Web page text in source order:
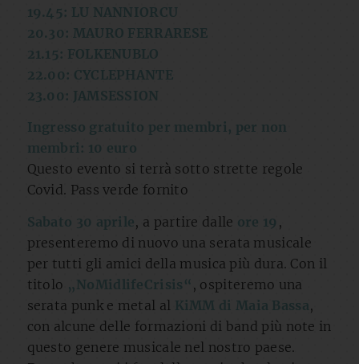
19.45: LU NANNIORCU
20.30: MAURO FERRARESE
21.15: FOLKENUBLO
22.00: CYCLEPHANTE
23.00: JAMSESSION
Ingresso gratuito per membri, per non
membri: 10 euro
Questo evento si terrà sotto strette regole
Covid. Pass verde fornito
Sabato 30 aprile, a partire dalle ore 19 ,
presenteremo di nuovo una serata musicale
per tutti gli amici della musica più dura. Con il
titolo „NoMidlifeCrisis“ , ospiteremo una
serata punk e metal al KiMM di Maia Bassa,
con alcune delle formazioni di band più note in
questo genere musicale nel nostro paese.